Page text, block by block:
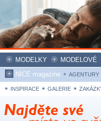
MODELKY MODELOVÉ
NICE magazine
AGENTURY
INSPIRACE GALERIE